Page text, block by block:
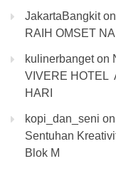
JakartaBangkiton
RAIH OMSET
kulinerbangeton
VIVERE HOTEL
HARI
kopi_dan_seni on
Sentuhan
Blok M